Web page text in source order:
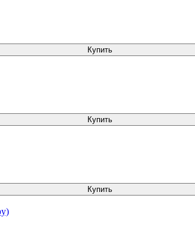
Купить
Купить
Купить